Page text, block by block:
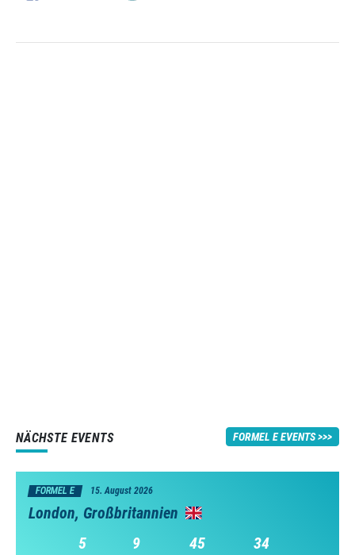
NÄCHSTE EVENTS FORMEL E EVENTS
FORMEL E 15. August 2026
London, Großbritannien
5
9 45 33